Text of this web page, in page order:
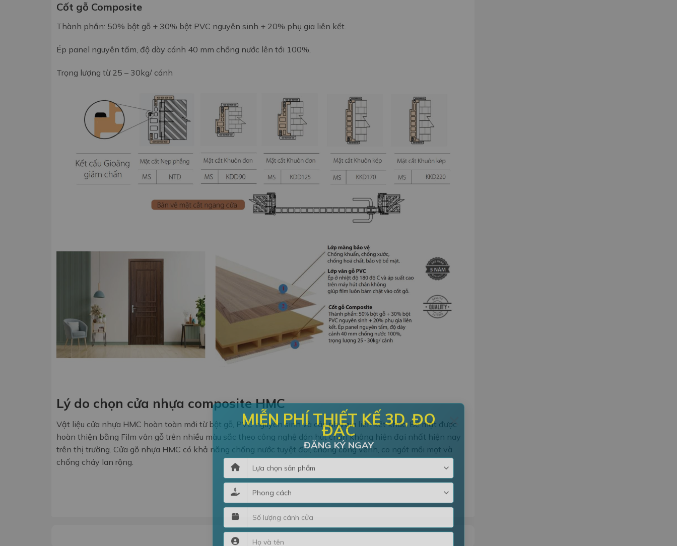
MIỄN PHÍ THIẾT KẾ 3D, ĐO
ĐẠC
ĐĂNG KÝ NGAY
×
Cốt gỗ Composite
Thành phần: 50% bột gỗ + 30% bột PVC nguyên sinh + 20% phụ gia liên kết.
Ép panel nguyên tấm, độ dày cánh 40 mm chống nước lên tới 100%,
Trọng lượng từ 25 – 30kg/ cánh
Lý do chọn cửa nhựa composite HMC
Vật liệu cửa nhựa HMC hoàn toàn mới từ bột gỗ, PVC nguyên sinh và các phụ gia liên kết khác. Bề mặt được
hoàn thiện bằng Film vân gỗ trên nhiều màu sắc theo công nghệ dán hút chân không hiện đại nhất hiện nay
trên thị trường. Cửa gỗ nhựa HMC có khả năng chống nước tuyệt đối, chống cong vênh, co ngót mối mọt và
chống cháy lan rộng.